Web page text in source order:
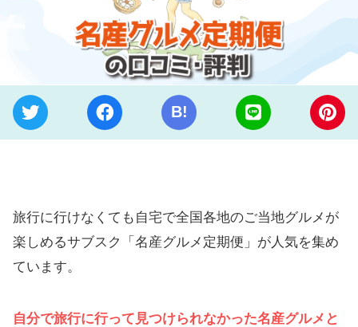
B!
旅行に行けなくても自宅で全国各地のご当地グルメが
楽しめるサブスク「名産グルメ定期便」が人気を集め
ています。
自分で旅行に行って見つけられなかった名産グルメと